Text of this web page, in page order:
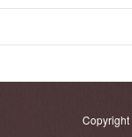
Copyright